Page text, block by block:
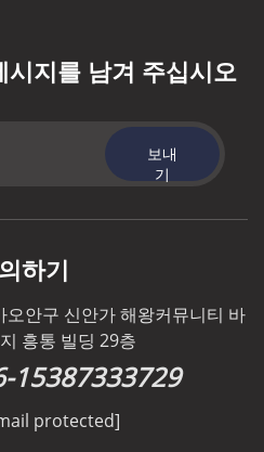
시지를 남겨 주십시오
보내
기
하기
안구 신안가 해왕커뮤니티 바
흥통 빌딩 29층
15387333729
protected]